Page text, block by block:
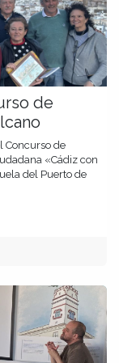
de
Concurso de
«Cádiz con
del Puerto de